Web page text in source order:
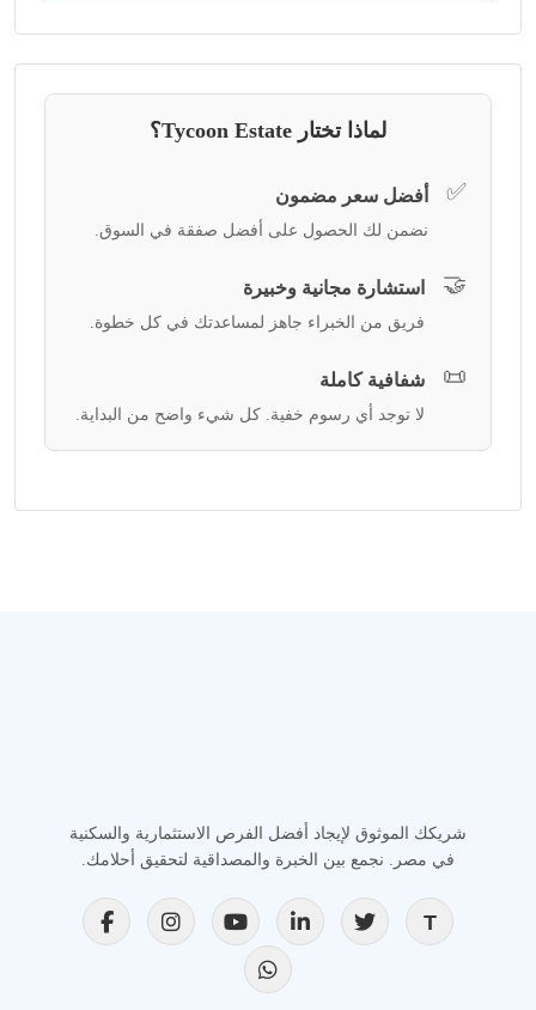
لماذا تختار Tycoon Estate؟
✅ أفضل سعر مضمون
نضمن لك الحصول على أفضل صفقة في السوق.
🤝 استشارة مجانية وخبيرة
فريق من الخبراء جاهز لمساعدتك في كل خطوة.
📜 شفافية كاملة
لا توجد أي رسوم خفية. كل شيء واضح من البداية.
شريكك الموثوق لإيجاد أفضل الفرص الاستثمارية والسكنية
في مصر. نجمع بين الخبرة والمصداقية لتحقيق أحلامك.